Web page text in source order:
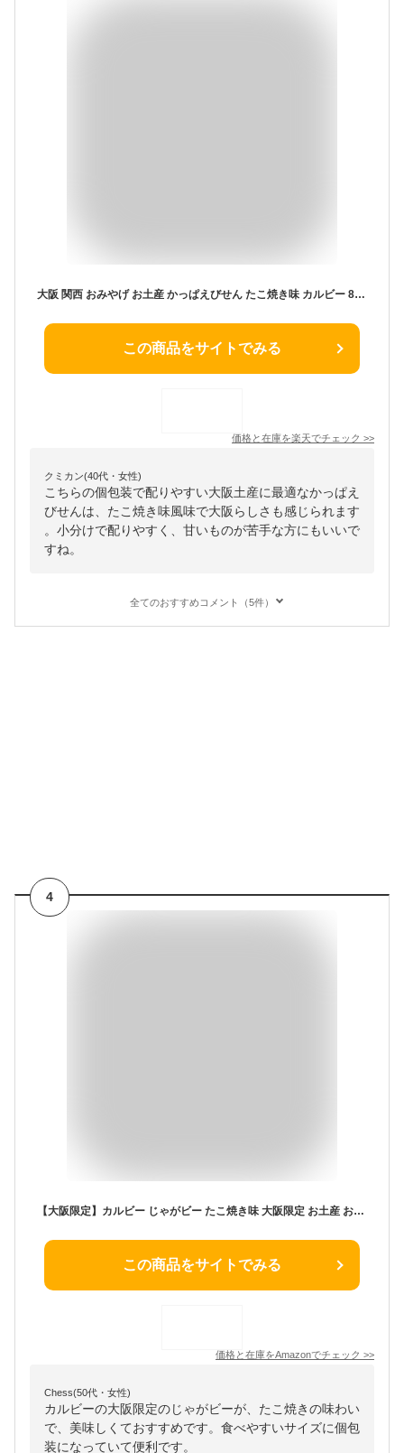
大阪 関西 おみやげ お土産 かっぱえびせん たこ焼き味 カルビー 8袋入り 個包装 スナック菓子 お菓子 関西限定 道頓堀 修学旅行
この商品をサイトでみる
価格と在庫を楽天でチェック >>
クミカン(40代・女性)
こちらの個包装で配りやすい大阪土産に最適なかっぱえ
びせんは、たこ焼き味風味で大阪らしさも感じられます
。小分けで配りやすく、甘いものが苦手な方にもいいで
すね。
全てのおすすめコメント（5件）
4
【大阪限定】カルビー じゃがビー たこ焼き味 大阪限定 お土産 お土産ランキング2位 5個 (x 1)
この商品をサイトでみる
価格と在庫をAmazonでチェック >>
Chess(50代・女性)
カルビーの大阪限定のじゃがビーが、たこ焼きの味わい
で、美味しくておすすめです。食べやすいサイズに個包
装になっていて便利です。